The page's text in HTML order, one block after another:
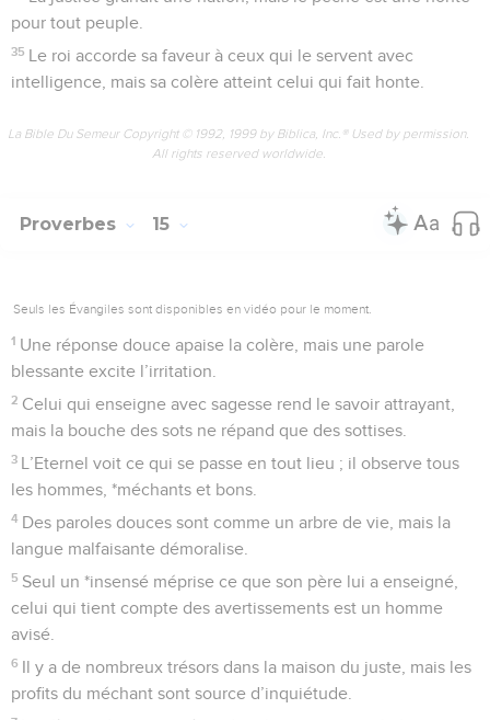
pour tout peuple.
35 Le roi accorde sa faveur à ceux qui le servent avec
intelligence, mais sa colère atteint celui qui fait honte.
La Bible Du Semeur Copyright © 1992, 1999 by Biblica, Inc.® Used by permission.
All rights reserved worldwide.
Proverbes 15
Seuls les Évangiles sont disponibles en vidéo pour le moment.
1 Une réponse douce apaise la colère, mais une parole
blessante excite l’irritation.
2 Celui qui enseigne avec sagesse rend le savoir attrayant,
mais la bouche des sots ne répand que des sottises.
3 L’Eternel voit ce qui se passe en tout lieu ; il observe tous
les hommes, *méchants et bons.
4 Des paroles douces sont comme un arbre de vie, mais la
langue malfaisante démoralise.
5 Seul un *insensé méprise ce que son père lui a enseigné,
celui qui tient compte des avertissements est un homme
avisé.
6 Il y a de nombreux trésors dans la maison du juste, mais les
profits du méchant sont source d’inquiétude.